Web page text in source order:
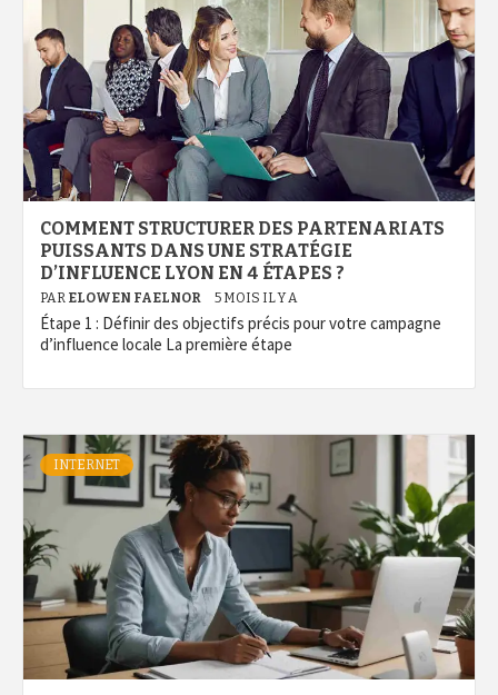
COMMENT STRUCTURER DES PARTENARIATS
PUISSANTS DANS UNE STRATÉGIE
D’INFLUENCE LYON EN 4 ÉTAPES ?
PAR ELOWEN FAELNOR 5 MOIS IL Y A
Étape 1 : Définir des objectifs précis pour votre campagne
d’influence locale La première étape
INTERNET